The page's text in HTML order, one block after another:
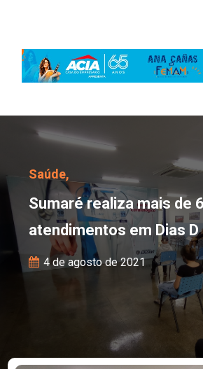
Sumaré
Saúde,
Sumaré realiza mais de
atendimentos em Dias D
4 de agosto de 2021